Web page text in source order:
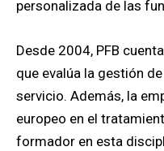
personalizada de las
Desde 2004, PFB
que evalúa la gestión
servicio. Además, la
europeo en el
formador en esta